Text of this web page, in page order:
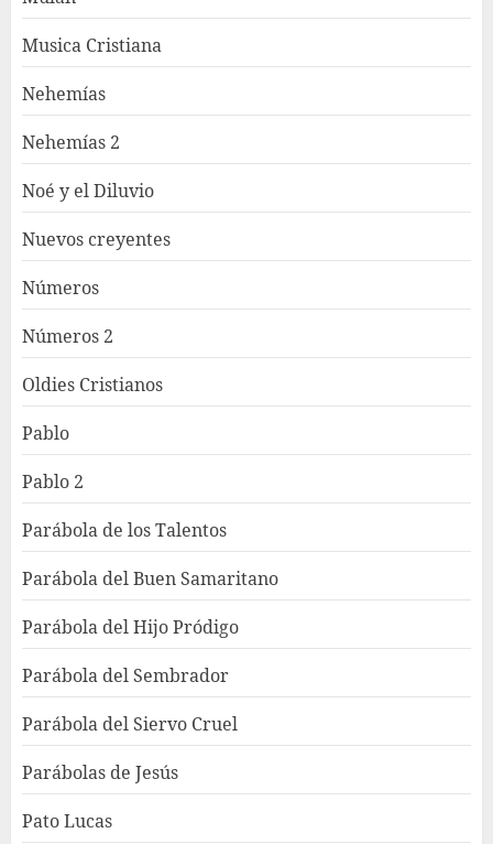
Musica Cristiana
Nehemías
Nehemías 2
Noé y el Diluvio
Nuevos creyentes
Números
Números 2
Oldies Cristianos
Pablo
Pablo 2
Parábola de los Talentos
Parábola del Buen Samaritano
Parábola del Hijo Pródigo
Parábola del Sembrador
Parábola del Siervo Cruel
Parábolas de Jesús
Pato Lucas